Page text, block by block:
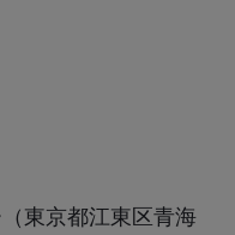
東京都江東区青海